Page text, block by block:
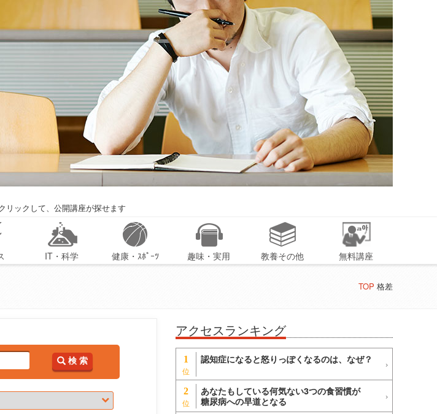
リックして、公開講座が探せます
IT・科学 健康・ｽﾎﾟｰﾂ 趣味・実用 教養その他 無料講座
TOP 格差
検 索
アクセスランキング
1 認知症になると怒りっぽくなるのは、なぜ？
2
あなたもしている何気ない3つの食習慣が
糖尿病への早道となる